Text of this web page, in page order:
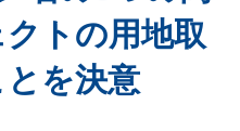
トの用地取
を決意